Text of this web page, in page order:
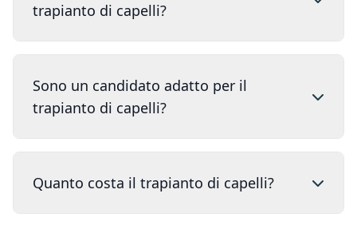
trapianto di capelli?
Sono un candidato adatto per il
trapianto di capelli?
Quanto costa il trapianto di capelli?